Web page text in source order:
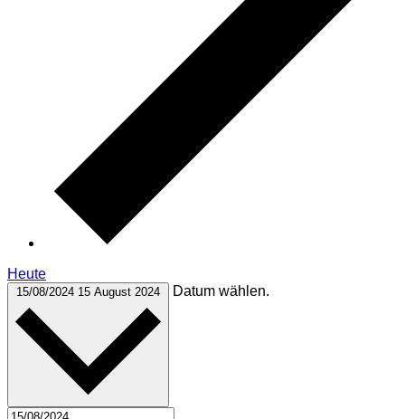
Heute
15/08/2024 15 August 2024 Datum wählen.